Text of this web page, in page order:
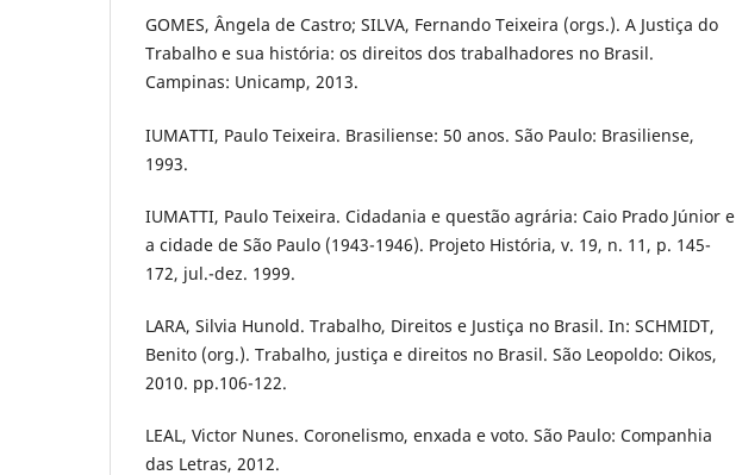
GOMES, Ângela de Castro; SILVA, Fernando Teixeira (orgs.). A Justiça do
Trabalho e sua história: os direitos dos trabalhadores no Brasil.
Campinas: Unicamp, 2013.
IUMATTI, Paulo Teixeira. Brasiliense: 50 anos. São Paulo: Brasiliense,
1993.
IUMATTI, Paulo Teixeira. Cidadania e questão agrária: Caio Prado Júnior e
a cidade de São Paulo (1943-1946). Projeto História, v. 19, n. 11, p. 145-
172, jul.-dez. 1999.
LARA, Silvia Hunold. Trabalho, Direitos e Justiça no Brasil. In: SCHMIDT,
Benito (org.). Trabalho, justiça e direitos no Brasil. São Leopoldo: Oikos,
2010. pp.106-122.
LEAL, Victor Nunes. Coronelismo, enxada e voto. São Paulo: Companhia
das Letras, 2012.